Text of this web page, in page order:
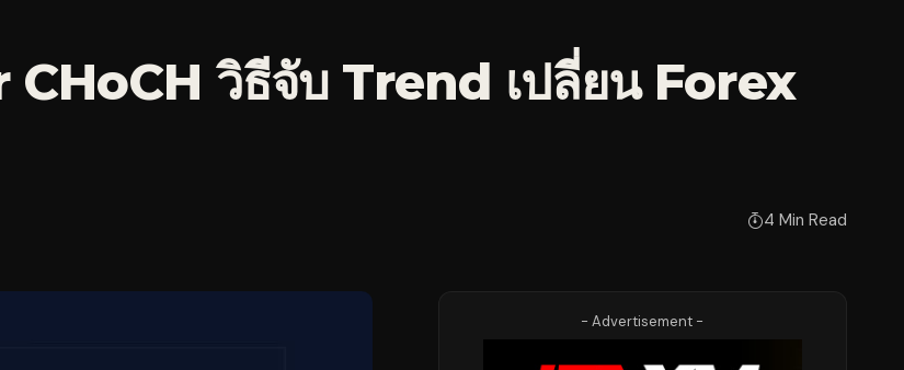
วิธีจับ Trend เปลี่ยน Forex
4 Min Read
- Advertisement -